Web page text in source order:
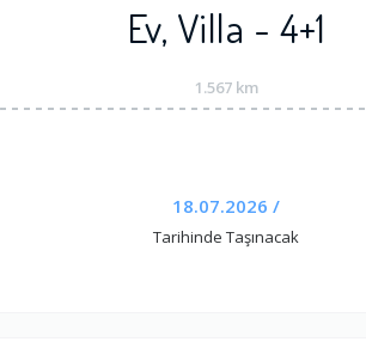
Ev, Villa - 4+1
1.567 km
18.07.2026 /
Tarihinde Taşınacak